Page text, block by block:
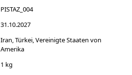
PISTAZ_004
31.10.2027
Iran, Türkei, Vereinigte Staaten von
Amerika
1 kg